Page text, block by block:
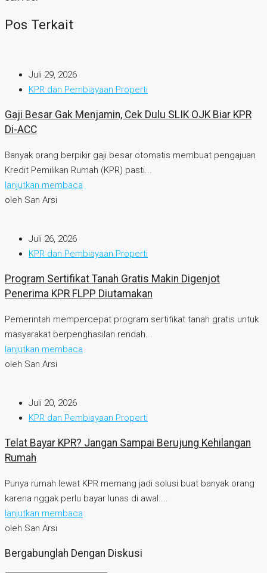
Pos Terkait
Juli 29, 2026
KPR dan Pembiayaan Properti
Gaji Besar Gak Menjamin, Cek Dulu SLIK OJK Biar KPR
Di-ACC
Banyak orang berpikir gaji besar otomatis membuat pengajuan
Kredit Pemilikan Rumah (KPR) pasti...
lanjutkan membaca
oleh San Arsi
Juli 26, 2026
KPR dan Pembiayaan Properti
Program Sertifikat Tanah Gratis Makin Digenjot
Penerima KPR FLPP Diutamakan
Pemerintah mempercepat program sertifikat tanah gratis untuk
masyarakat berpenghasilan rendah...
lanjutkan membaca
oleh San Arsi
Juli 20, 2026
KPR dan Pembiayaan Properti
Telat Bayar KPR? Jangan Sampai Berujung Kehilangan
Rumah
Punya rumah lewat KPR memang jadi solusi buat banyak orang
karena nggak perlu bayar lunas di awal....
lanjutkan membaca
oleh San Arsi
Bergabunglah Dengan Diskusi